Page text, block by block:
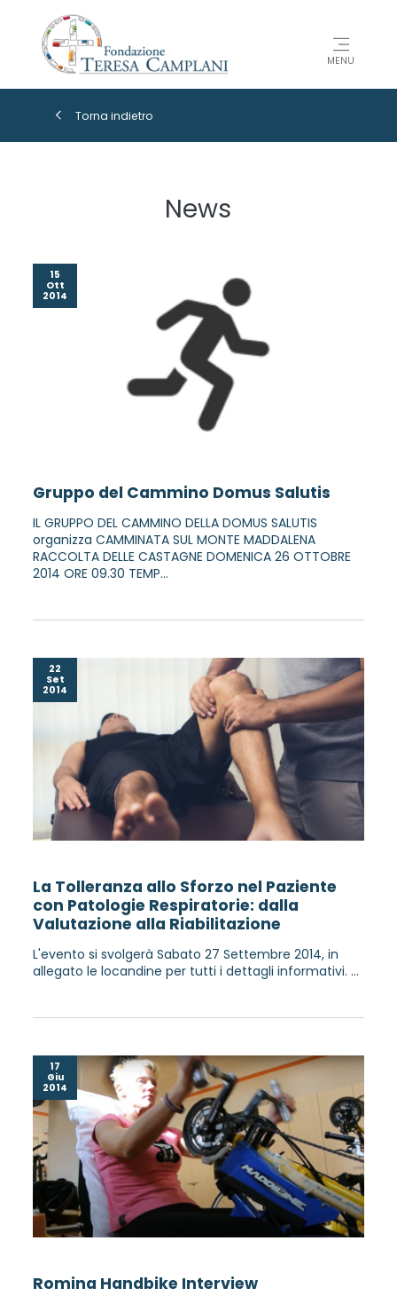
MENU
Torna indietro
News
15
Ott
2014
Gruppo del Cammino Domus Salutis
IL GRUPPO DEL CAMMINO DELLA DOMUS SALUTIS
organizza CAMMINATA SUL MONTE MADDALENA
RACCOLTA DELLE CASTAGNE DOMENICA 26 OTTOBRE
2014 ORE 09.30 TEMP...
22
Set
2014
La Tolleranza allo Sforzo nel Paziente
con Patologie Respiratorie: dalla
Valutazione alla Riabilitazione
L'evento si svolgerà Sabato 27 Settembre 2014, in
allegato le locandine per tutti i dettagli informativi. ...
17
Giu
2014
Romina Handbike Interview